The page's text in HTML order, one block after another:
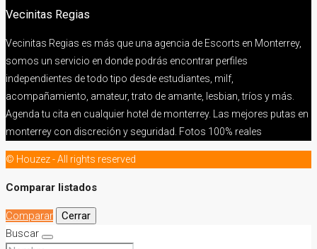
Vecinitas Regias
Vecinitas Regias es más que una agencia de Escorts en Monterrey,
somos un servicio en donde podrás encontrar perfiles
independientes de todo tipo desde estudiantes, milf,
acompañamiento, amateur, trato de amante, lesbian, tríos y más.
Agenda tu cita en cualquier hotel de monterrey. Las mejores putas en
monterrey con discreción y seguridad. Fotos 100% reales
© Houzez - All rights reserved
Comparar listados
Comparar
Cerrar
Buscar